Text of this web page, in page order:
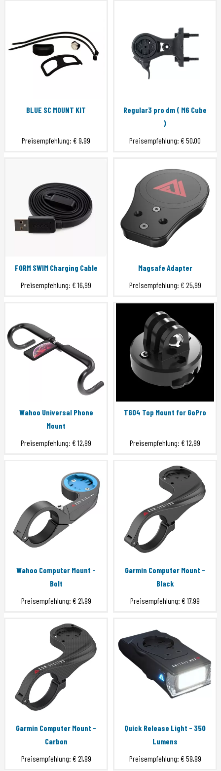
BLUE SC MOUNT KIT
Preisempfehlung: € 9,99
Regular3 pro dm ( M6 Cube
)
Preisempfehlung: € 50,00
FORM SWIM Charging Cable
Preisempfehlung: € 16,99
Magsafe Adapter
Preisempfehlung: € 25,99
Wahoo Universal Phone
Mount
Preisempfehlung: € 12,99
TG04 Top Mount for GoPro
Preisempfehlung: € 12,99
Wahoo Computer Mount -
Bolt
Preisempfehlung: € 21,99
Garmin Computer Mount -
Black
Preisempfehlung: € 17,99
Garmin Computer Mount -
Carbon
Preisempfehlung: € 21,99
Quick Release Light - 350
Lumens
Preisempfehlung: € 59,99